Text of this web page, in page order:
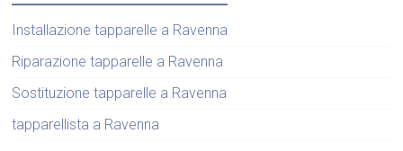
Installazione tapparelle a Ravenna
Riparazione tapparelle a Ravenna
Sostituzione tapparelle a Ravenna
tapparellista a Ravenna